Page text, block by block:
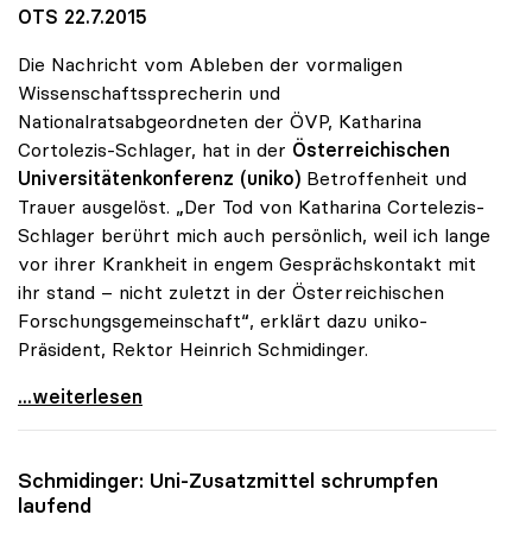
OTS 22.7.2015
Die Nachricht vom Ableben der vormaligen
Wissenschaftssprecherin und
Nationalratsabgeordneten der ÖVP, Katharina
Cortolezis-Schlager, hat in der Österreichischen
Universitätenkonferenz (uniko) Betroffenheit und
Trauer ausgelöst. „Der Tod von Katharina Cortelezis-
Schlager berührt mich auch persönlich, weil ich lange
vor ihrer Krankheit in engem Gesprächskontakt mit
ihr stand – nicht zuletzt in der Österreichischen
Forschungsgemeinschaft“, erklärt dazu uniko-
Präsident, Rektor Heinrich Schmidinger.
uniko-Präsident zum Tod von Katharina
...weiterlesen
Schmidinger: Uni-Zusatzmittel schrumpfen
laufend